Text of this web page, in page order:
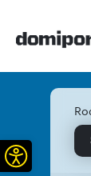
Otwórz pasek